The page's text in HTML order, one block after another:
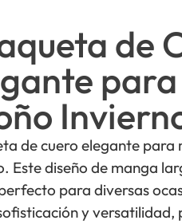
de
de cuero elegante para
Este diseño de manga
para diversas
y